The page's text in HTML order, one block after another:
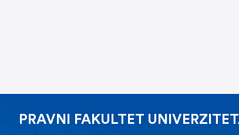
PRAVNI FAKULTET